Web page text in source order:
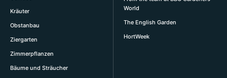
Kräuter
Obstanbau
Ziergarten
Zimmerpflanzen
Bäume und Sträucher
World
The English Garden
HortWeek